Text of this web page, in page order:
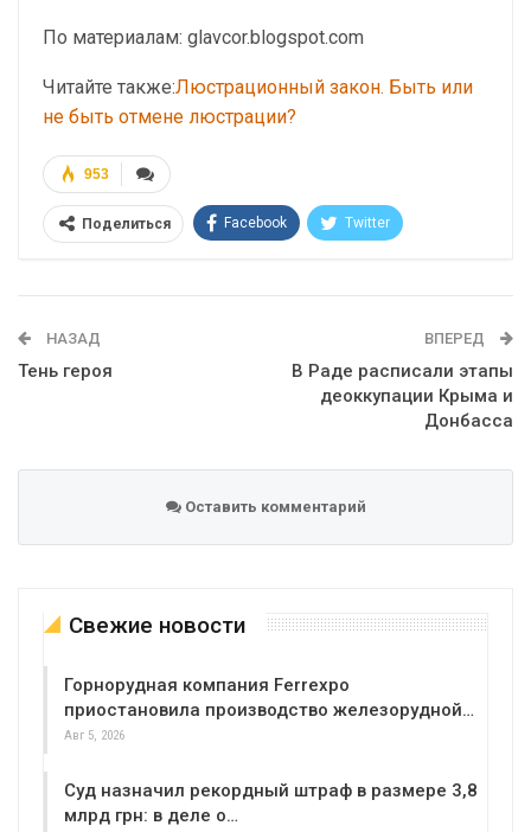
По материалам: glavcor.blogspot.com
Читайте также:Люстрационный закон. Быть или
не быть отмене люстрации?
953
Поделиться Facebook Twitter
НАЗАД
Тень героя
ВПЕРЕД
В Раде расписали этапы
деоккупации Крыма и
Донбасса
Оставить комментарий
Свежие новости
Горнорудная компания Ferrexpo
приостановила производство железорудной…
Авг 5, 2026
Суд назначил рекордный штраф в размере 3,8
млрд грн: в деле о…